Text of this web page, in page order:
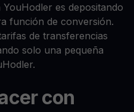
es depositando
función de conversión.
de transferencias
solo una pequeña
con